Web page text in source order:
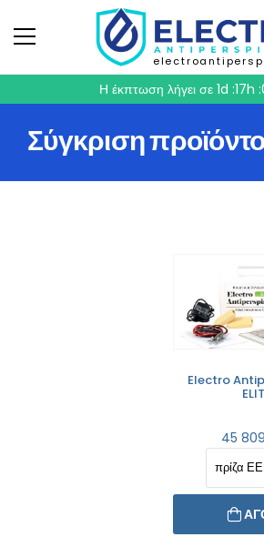
Η έκπτωση λήγει σε 1d :17h
Σύγκριση
Electro
45